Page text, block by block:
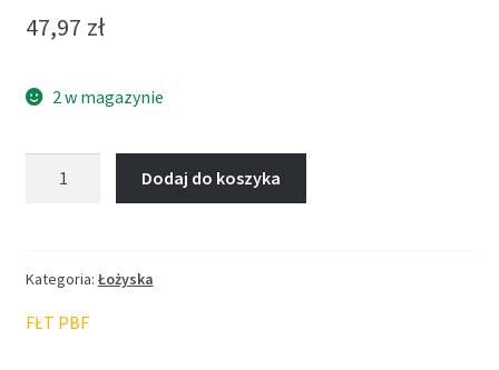
47,97 zł
2 w magazynie
Dodaj do koszyka
Kategoria: Łożyska
FŁT PBF